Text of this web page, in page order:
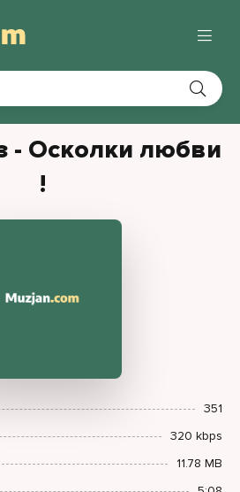
- Осколки любви
!
351
320 kbps
11.78 MB